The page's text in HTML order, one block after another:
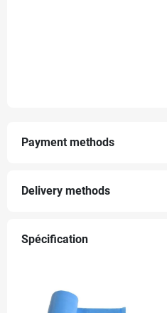
Payment methods
Delivery methods
Spécification